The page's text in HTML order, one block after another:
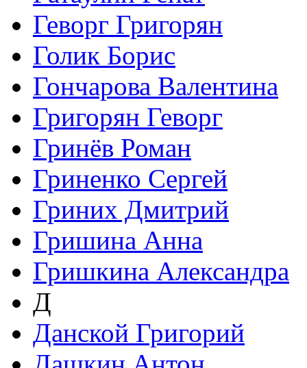
Геворг Григорян
Голик Борис
Гончарова Валентина
Григорян Геворг
Гринёв Роман
Гриненко Сергей
Гриних Дмитрий
Гришина Анна
Гришкина Александра
Д
Данской Григорий